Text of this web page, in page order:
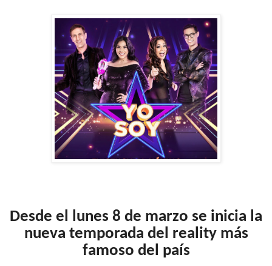
Desde el lunes 8 de marzo se inicia la
nueva temporada del reality más
famoso del país